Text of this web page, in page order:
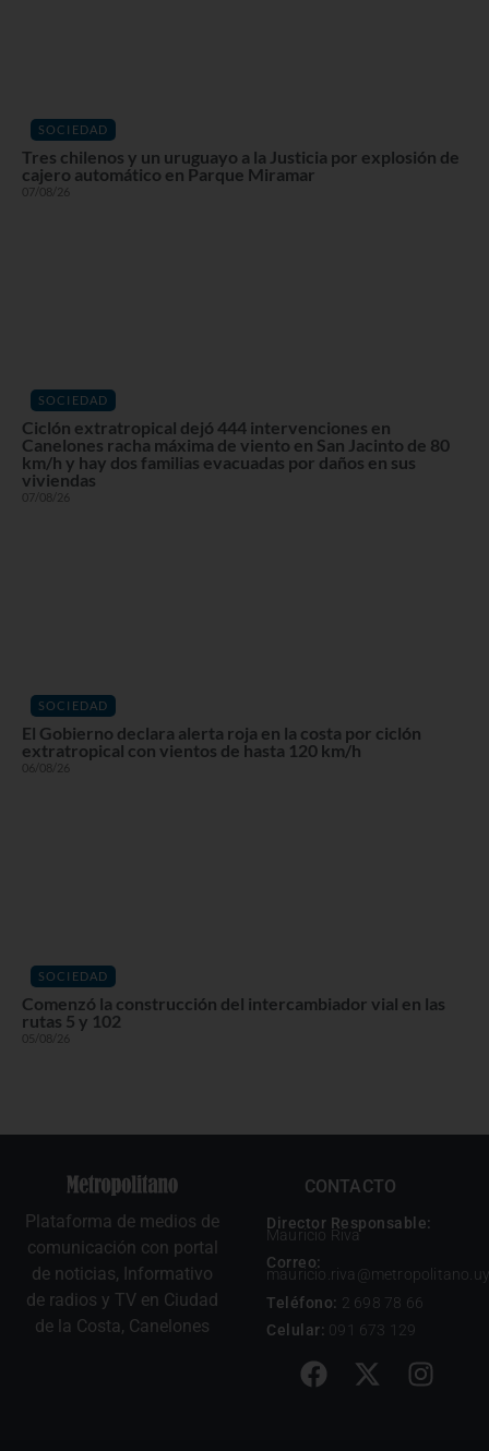
SOCIEDAD
Tres chilenos y un uruguayo a la Justicia por explosión de
cajero automático en Parque Miramar
07/08/26
SOCIEDAD
Ciclón extratropical dejó 444 intervenciones en
Canelones racha máxima de viento en San Jacinto de 80
km/h y hay dos familias evacuadas por daños en sus
viviendas
07/08/26
SOCIEDAD
El Gobierno declara alerta roja en la costa por ciclón
extratropical con vientos de hasta 120 km/h
06/08/26
SOCIEDAD
Comenzó la construcción del intercambiador vial en las
rutas 5 y 102
05/08/26
Plataforma de medios de
comunicación con portal
de noticias, Informativo
de radios y TV en Ciudad
de la Costa, Canelones
CONTACTO
Director Responsable:
Mauricio Riva
Correo:
mauricio.riva@metropolitano.uy
Teléfono: 2 698 78 66
Celular: 091 673 129